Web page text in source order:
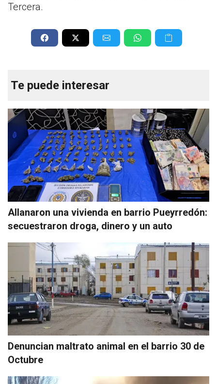
Tercera.
Te puede interesar
Allanaron una vivienda en barrio Pueyrredón:
secuestraron droga, dinero y un auto
Denuncian maltrato animal en el barrio 30 de
Octubre